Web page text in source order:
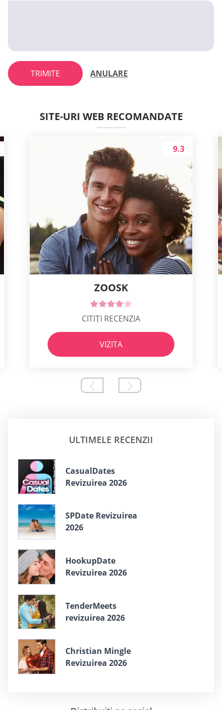
TRIMITE ANULARE
SITE-URI WEB RECOMANDATE
ZOOSK
9.3
CITIȚI RECENZIA
VIZITA
ULTIMELE RECENZII
СasualDates
Revizuirea 2026
SPDate Revizuirea
2026
HookupDate
Revizuirea 2026
TenderMeets
revizuirea 2026
Christian Mingle
Revizuirea 2026